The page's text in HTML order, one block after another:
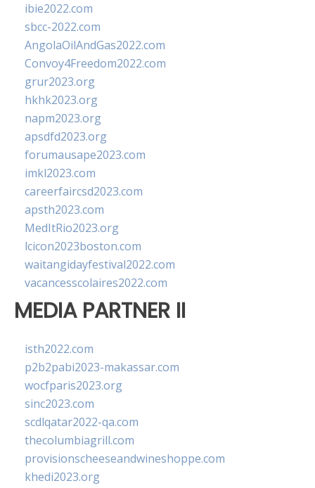
ibie2022.com
sbcc-2022.com
AngolaOilAndGas2022.com
Convoy4Freedom2022.com
grur2023.org
hkhk2023.org
napm2023.org
apsdfd2023.org
forumausape2023.com
imkl2023.com
careerfaircsd2023.com
apsth2023.com
MedItRio2023.org
lcicon2023boston.com
waitangidayfestival2022.com
vacancesscolaires2022.com
MEDIA PARTNER II
isth2022.com
p2b2pabi2023-makassar.com
wocfparis2023.org
sinc2023.com
scdlqatar2022-qa.com
thecolumbiagrill.com
provisionscheeseandwineshoppe.com
khedi2023.org